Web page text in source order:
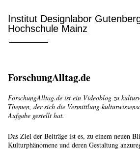
Institut Designlabor
Hochschule Mainz
ForschungAlltag.de
ForschungAlltag.de ist ein Videoblog zu
Themen, der sich die Vermittlung
Aufgabe gestellt hat.
Das Ziel der Beiträge ist es, zu einem neuen
Kulturphänomene und deren Gestaltung